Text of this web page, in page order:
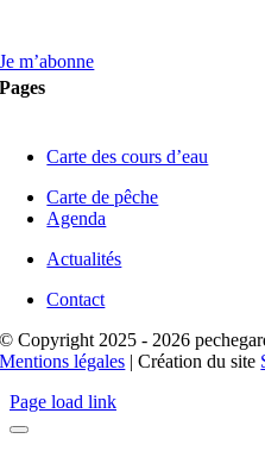
Je m’abonne
Pages
Carte des cours d’eau
Carte de pêche
Agenda
Actualités
Contact
© Copyright 2025 - 2026
Mentions légales | Création du site
Page load link